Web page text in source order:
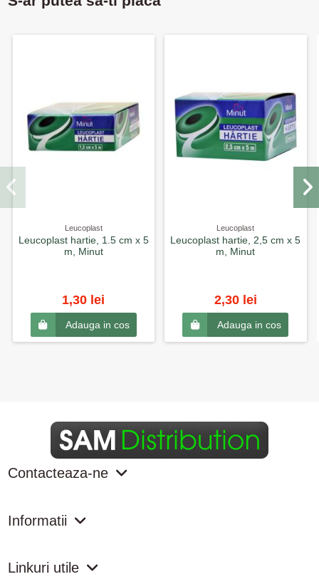
Leucoplast
Leucoplast hartie, 1.5 cm x 5
m, Minut
1,30 lei
Adauga in cos
Leucoplast
Leucoplast hartie, 2,5 cm x 5
m, Minut
2,30 lei
Adauga in cos
Contacteaza-ne
Informatii
Linkuri utile